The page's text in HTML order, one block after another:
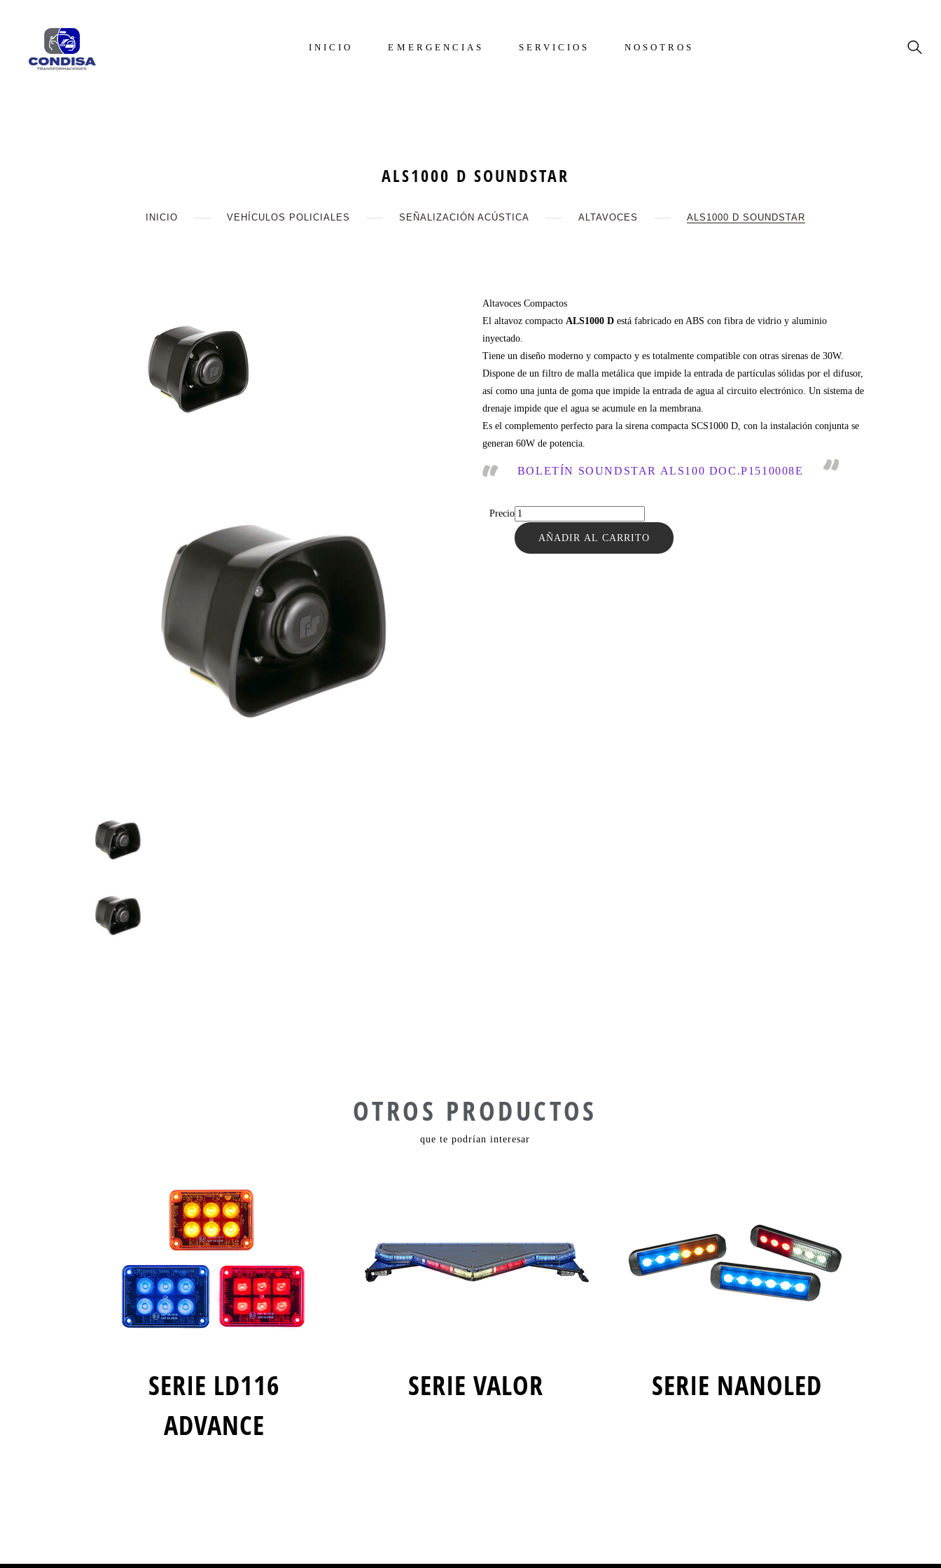
INICIO EMERGENCIAS SERVICIOS NOSOTROS
INICIO VEHÍCULOS POLICIALES SEÑALIZACIÓN ACÚSTICA ALTAVOCES ALS1000 D SOUNDSTAR
ALS1000 D SOUNDSTAR
Altavoces Compactos
El altavoz compacto ALS1000 Destá fabricado en ABS con fibra de vidrio y aluminio
inyectado.
Tiene un diseño moderno y compacto y es totalmente compatible con otras sirenas de 30W.
Dispone de un filtro de malla metálica que impide la entrada de partículas sólidas por el difusor,
así como una junta de goma que impide la entrada de agua al circuito electrónico. Un sistema de
drenaje impide que el agua se acumule en la membrana.
Es el complemento perfecto para la sirena compacta SCS1000 D, con la instalación conjunta se
generan 60W de potencia.
BOLETÍN SOUNDSTAR ALS100 DOC.P1510008E
Precio
AÑADIR AL CARRITO
OTROS PRODUCTOS
que te podrían interesar
SERIE LD116
ADVANCE
SERIE VALOR SERIE NANOLED